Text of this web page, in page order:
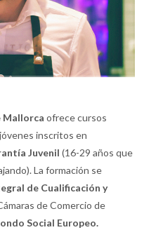
Mallorca ofrece cursos
inscritos en
Juvenil (16-29 años que
La formación se
de Cualificación y
de Comercio de
Social Europeo.